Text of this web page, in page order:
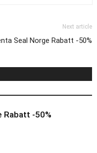
Next article
Seal Norge Rabatt -50%
Rabatt -50%